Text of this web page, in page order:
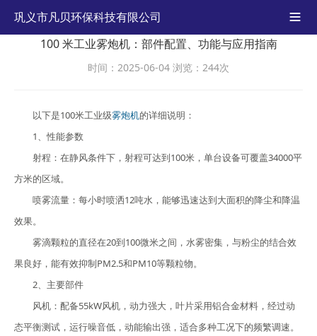
巩义市凡贝环保科技有限公司

100 米工业雾炮机：部件配置、功能与应用指南
时间：2025-06-04 浏览：244次
以下是100米工业级雾炮机的详细说明：
1、性能参数
射程：在静风条件下，射程可达到100米，单台设备可覆盖34000平
方米的区域。
喷雾流量：每小时喷洒12吨水，能够迅速达到大面积的降尘和降温
效果。
雾滴颗粒的直径在20到100微米之间，水雾密集，与粉尘的结合效
果良好，能有效抑制PM2.5和PM10等颗粒物。
2、主要部件
风机：配备55kW风机，动力强大，叶片采用铝合金材料，经过动
态平衡测试，运行噪音低，动能输出强，适合多种工况下的频繁调速。